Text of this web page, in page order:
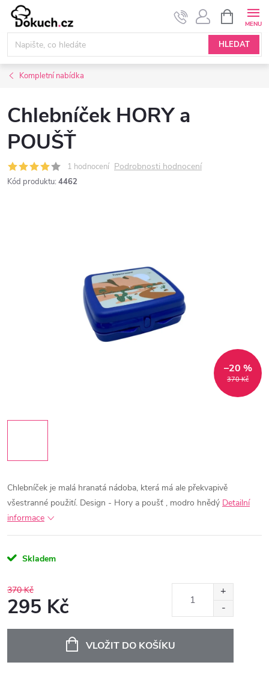
Přejít
obsah
HLEDAT
NÁKUPNÍ
KOŠÍK
Kompletní nabídka
Chlebníček HORY a
POUŠŤ
1 hodnocení Podrobnosti hodnocení
Kód produktu: 4462
370 Kč
–20 %
Chlebníček je malá hranatá nádoba, která má ale překvapivě
všestranné použití. Design - Hory a poušť , modro hnědý Detailní
informace
Skladem
370 Kč
295 Kč
VLOŽIT DO KOŠÍKU